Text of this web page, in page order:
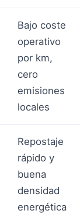
Bajo coste
operativo
por km,
cero
emisiones
locales
Repostaje
rápido y
buena
densidad
energética